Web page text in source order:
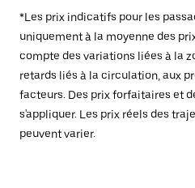
*Les prix indicatifs pour les
uniquement à la moyenne des
compte des variations liées à la
retards liés à la circulation, aux
facteurs. Des prix forfaitaires et
s'appliquer. Les prix réels des
peuvent varier.